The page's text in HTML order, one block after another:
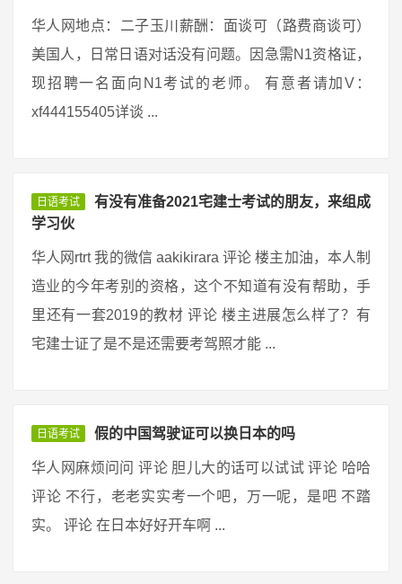
华人网地点：二子玉川薪酬：面谈可（路费商谈可）
美国人，日常日语对话没有问题。因急需N1资格证，
现招聘一名面向N1考试的老师。 有意者请加V：
xf444155405详谈 ...
日语考试
有没有准备2021宅建士考试的朋友，来组成
学习伙
华人网rtrt 我的微信 aakikirara 评论 楼主加油，本人制
造业的今年考别的资格，这个不知道有没有帮助，手
里还有一套2019的教材 评论 楼主进展怎么样了？有
宅建士证了是不是还需要考驾照才能 ...
日语考试 假的中国驾驶证可以换日本的吗
华人网麻烦问问 评论 胆儿大的话可以试试 评论 哈哈
评论 不行，老老实实考一个吧，万一呢，是吧 不踏
实。 评论 在日本好好开车啊 ...